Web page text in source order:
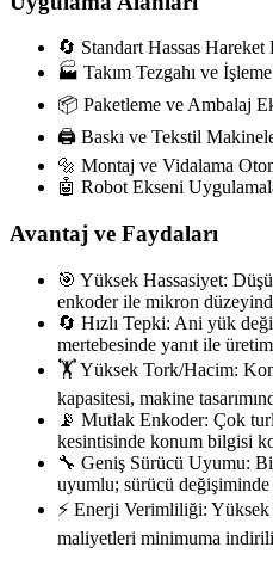
🔄 Standart Hassas
🏭 Takım Tezgahı ve
📦 Paketleme ve Ambalaj
🖨️ Baskı ve Tekstil
🔩 Montaj ve Vidalama
🤖 Robot Ekseni
Avantaj ve Faydaları
🎯 Yüksek Hassasiyet:
enkoder ile mikron
🔄 Hızlı Tepki: Ani yük
mertebesinde yanıt ile
🏋️ Yüksek Tork/Hacim:
kapasitesi, makine
📡 Mutlak Enkoder: Çok
kesintisinde konum bilgisi
🔧 Geniş Sürücü Uyumu:
uyumlu; sürücü değişiminde
⚡ Enerji Verimliliği:
maliyetleri minimuma